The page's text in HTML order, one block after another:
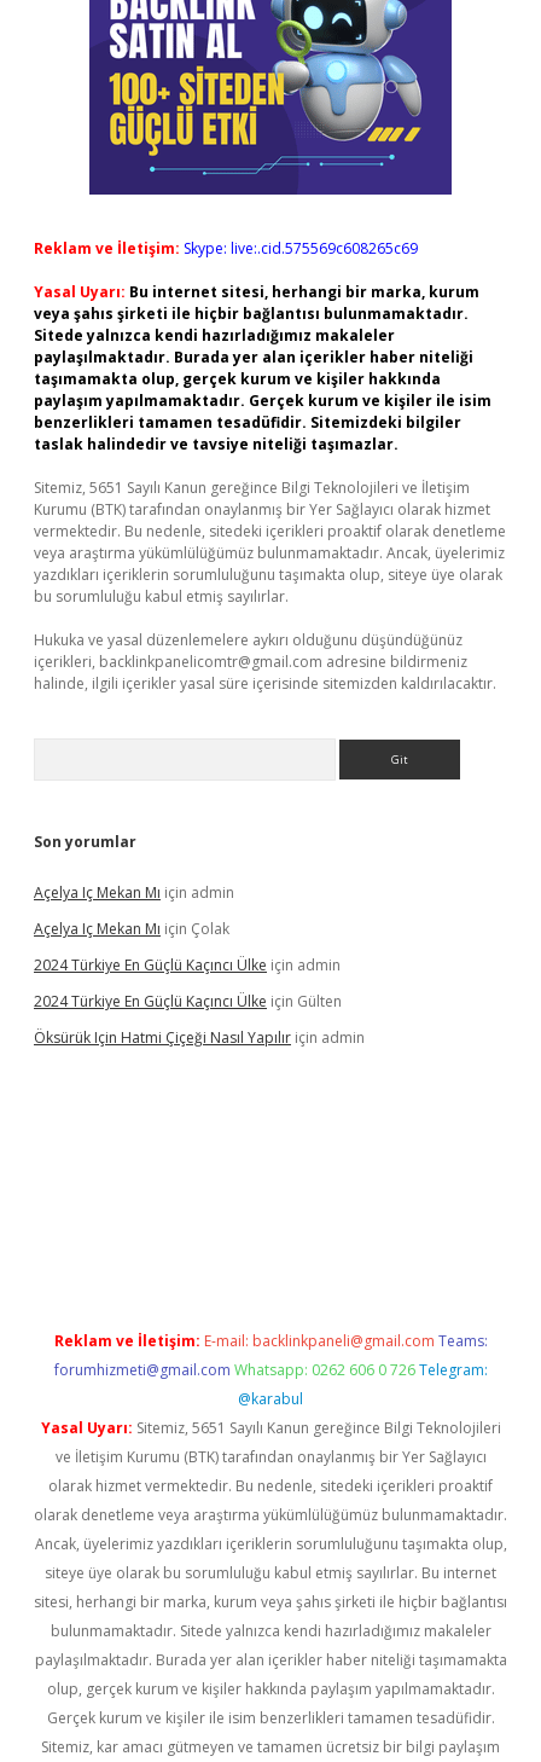
Reklam ve İletişim: Skype: live:.cid.575569c608265c69
Yasal Uyarı: Bu internet sitesi, herhangi bir marka, kurum
veya şahıs şirketi ile hiçbir bağlantısı bulunmamaktadır.
Sitede yalnızca kendi hazırladığımız makaleler
paylaşılmaktadır. Burada yer alan içerikler haber niteliği
taşımamakta olup, gerçek kurum ve kişiler hakkında
paylaşım yapılmamaktadır. Gerçek kurum ve kişiler ile isim
benzerlikleri tamamen tesadüfidir. Sitemizdeki bilgiler
taslak halindedir ve tavsiye niteliği taşımazlar.
Sitemiz, 5651 Sayılı Kanun gereğince Bilgi Teknolojileri ve İletişim
Kurumu (BTK) tarafından onaylanmış bir Yer Sağlayıcı olarak hizmet
vermektedir. Bu nedenle, sitedeki içerikleri proaktif olarak denetleme
veya araştırma yükümlülüğümüz bulunmamaktadır. Ancak, üyelerimiz
yazdıkları içeriklerin sorumluluğunu taşımakta olup, siteye üye olarak
bu sorumluluğu kabul etmiş sayılırlar.
Hukuka ve yasal düzenlemelere aykırı olduğunu düşündüğünüz
içerikleri, backlinkpanelicomtr@gmail.com adresine bildirmeniz
halinde, ilgili içerikler yasal süre içerisinde sitemizden kaldırılacaktır.
Son yorumlar
Açelya Iç Mekan Mı için admin
Açelya Iç Mekan Mı için Çolak
2024 Türkiye En Güçlü Kaçıncı Ülke için admin
2024 Türkiye En Güçlü Kaçıncı Ülke için Gülten
Öksürük Için Hatmi Çiçeği Nasıl Yapılır için admin
Reklam ve İletişim: E-mail: backlinkpaneli@gmail.com Teams:
forumhizmeti@gmail.com Whatsapp: 0262 606 0 726 Telegram:
@karabul
Yasal Uyarı: Sitemiz, 5651 Sayılı Kanun gereğince Bilgi Teknolojileri
ve İletişim Kurumu (BTK) tarafından onaylanmış bir Yer Sağlayıcı
olarak hizmet vermektedir. Bu nedenle, sitedeki içerikleri proaktif
olarak denetleme veya araştırma yükümlülüğümüz bulunmamaktadır.
Ancak, üyelerimiz yazdıkları içeriklerin sorumluluğunu taşımakta olup,
siteye üye olarak bu sorumluluğu kabul etmiş sayılırlar. Bu internet
sitesi, herhangi bir marka, kurum veya şahıs şirketi ile hiçbir bağlantısı
bulunmamaktadır. Sitede yalnızca kendi hazırladığımız makaleler
paylaşılmaktadır. Burada yer alan içerikler haber niteliği taşımamakta
olup, gerçek kurum ve kişiler hakkında paylaşım yapılmamaktadır.
Gerçek kurum ve kişiler ile isim benzerlikleri tamamen tesadüfidir.
Sitemiz, kar amacı gütmeyen ve tamamen ücretsiz bir bilgi paylaşım